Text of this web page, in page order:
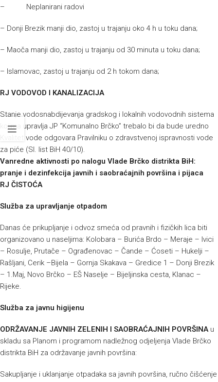
– Neplanirani radovi
– Donji Brezik manji dio, zastoj u trajanju oko 4 h u toku dana;
– Maoča manji dio, zastoj u trajanju od 30 minuta u toku dana;
– Islamovac, zastoj u trajanju od 2 h tokom dana;
RJ VODOVOD I KANALIZACIJA
Stanje vodosnabdijevanja gradskog i lokalnih vodovodnih sistema
kojima upravlja JP “Komunalno Brčko” trebalo bi da bude uredno
Kvalitet vode odgovara Pravilniku o zdravstvenoj ispravnosti vode
za piće (Sl. list BiH 40/10).
Vanredne aktivnosti po nalogu Vlade Brčko distrikta BiH:
pranje i dezinfekcija javnih i saobraćajnih površina i pijaca
RJ ČISTOĆA
Služba za upravljanje otpadom
Danas će prikupljanje i odvoz smeća od pravnih i fizičkih lica biti
organizovano u naseljima: Kolobara – Burića Brdo – Meraje – Ivici
– Rosulje, Prutače – Ograđenovac – Čande – Ćoseti – Hukelji –
Rašljani, Cerik –Bijela – Gornja Skakava – Gredice 1 – Donji Brezik
– 1.Maj, Novo Brčko – EŠ Naselje – Bijeljinska cesta, Klanac –
Rijeke.
Služba za javnu higijenu
ODRŽAVANJE JAVNIH ZELENIH I SAOBRAĆAJNIH POVRŠINAu
skladu sa Planom i programom nadležnog odjeljenja Vlade Brčko
distrikta BiH za održavanje javnih površina:
Sakupljanje i uklanjanje otpadaka sa javnih površina, ručno čišćenje